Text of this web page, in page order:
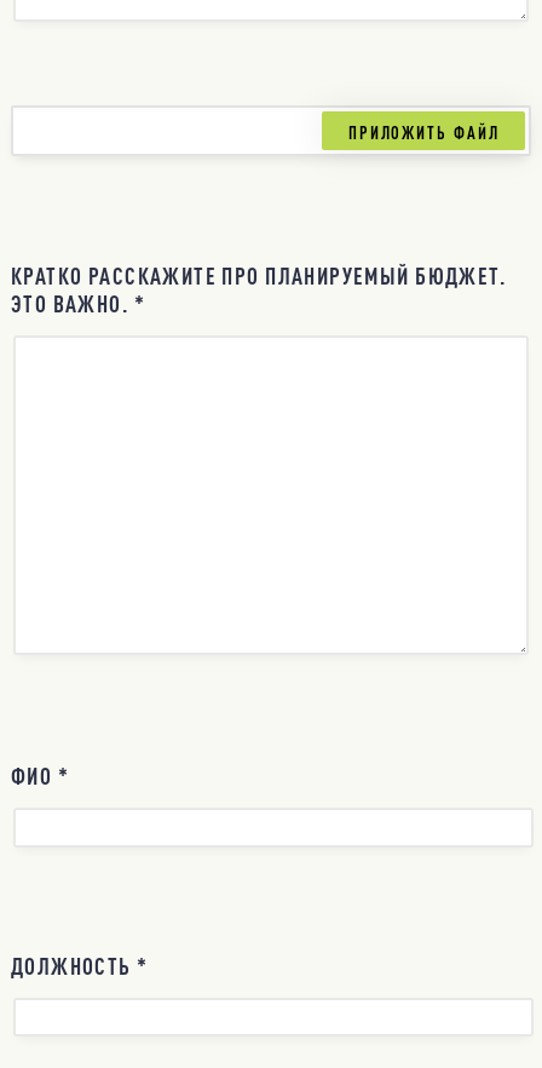
КРАТКО РАССКАЖИТЕ ПРО ПЛАНИРУЕМЫЙ БЮДЖЕТ.
ЭТО ВАЖНО. *
ФИО *
ДОЛЖНОСТЬ *